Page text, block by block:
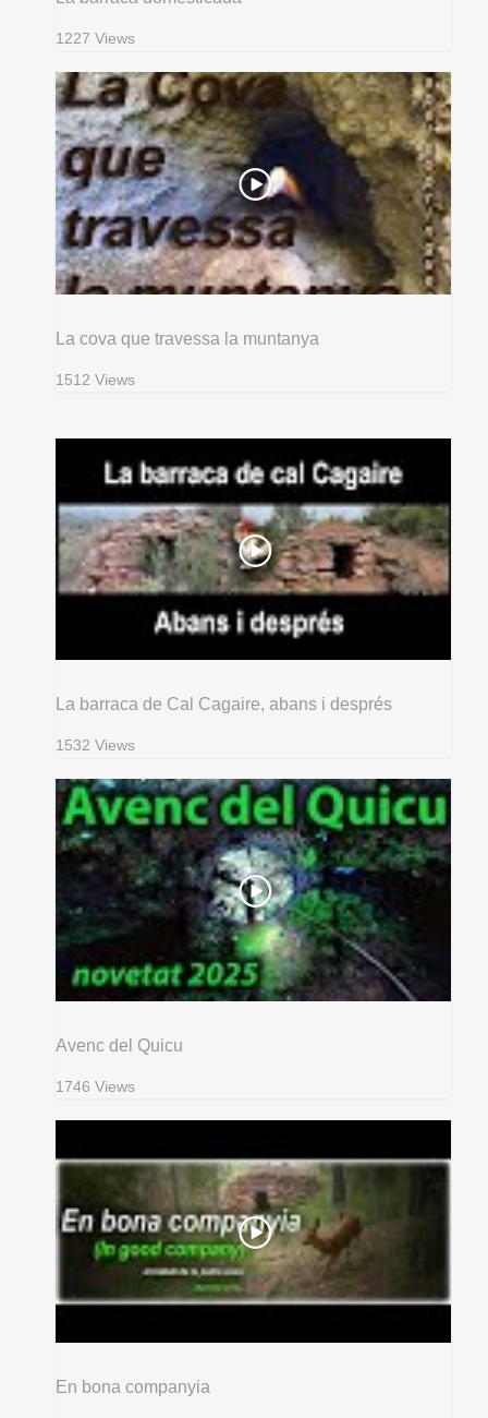
1227 Views
La cova que travessa la muntanya
1512 Views
La barraca de Cal Cagaire, abans i després
1532 Views
Avenc del Quicu
1746 Views
En bona companyia